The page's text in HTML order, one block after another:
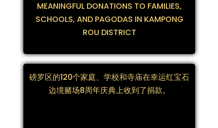
MEANINGFUL DONATIONS TO FAMILIES,
SCHOOLS, AND PAGODAS IN KAMPONG
ROU DISTRICT
磅罗区的120个家庭、学校和寺庙在幸运红宝石
边境赌场8周年庆典上收到了捐款。